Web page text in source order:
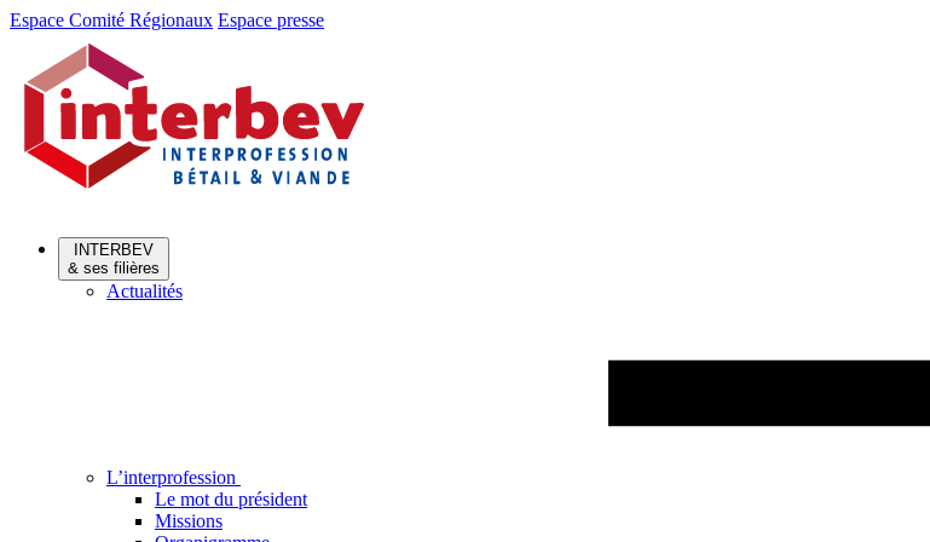
Aller
Aller
contenu
Espace Comité Régionaux Espace presse
INTERBEV
& ses filières
Actualités
L’interprofession
Le mot du président
Missions